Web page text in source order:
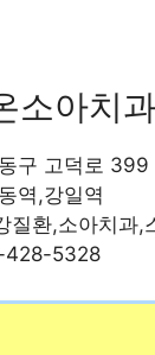
소아치
구 고덕로
역,강일역
질환,소아치과,
428-5328